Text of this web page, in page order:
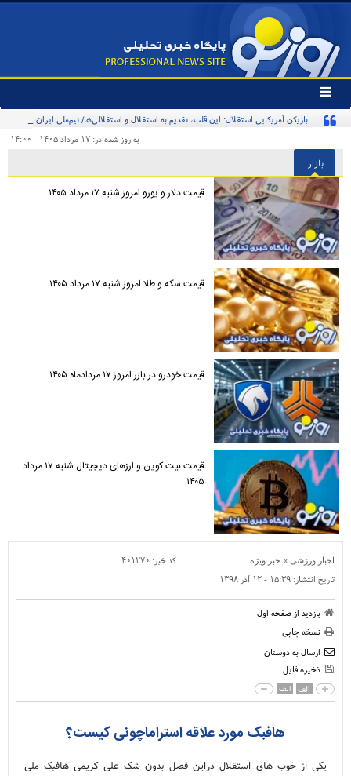
تغییر
وضعیت
منوی
ها
بازیکن آمریکایی استقلال: این قلب، تقدیم به استقلال و استقلالی‌ها/ تیم‌ملی ایران پیشنهاد
به روز شده در: ۱۷ مرداد ۱۴۰۵ - ۱۴:۰۰
بازار
قیمت دلار و یورو امروز شنبه ۱۷ مرداد ۱۴۰۵
قیمت سکه و طلا امروز شنبه ۱۷ مرداد ۱۴۰۵
قیمت خودرو در بازر امروز ۱۷ مردادماه ۱۴۰۵
قیمت بیت کوین و ارز‌های دیجیتال شنبه ۱۷ مرداد
۱۴۰۵
اخبار ورزشی » خبر ویژه کد خبر: ۴۰۱۲۷۰
تاریخ انتشار: ۱۵:۳۹ - ۱۲ آذر ۱۳۹۸
بازدید از صفحه اول
نسخه چاپی
ارسال به دوستان
ذخیره فایل
الف الف
هافبک مورد علاقه استراماچونی کیست؟
یکی از خوب های استقلال دراین فصل بدون شک علی کریمی هافبک ملی